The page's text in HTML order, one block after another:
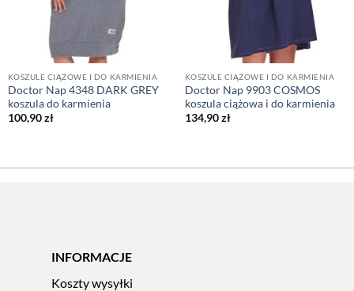
KOSZULE CIĄŻOWE I DO KARMIENIA
Doctor Nap 4348 DARK GREY
koszula do karmienia
100,90zł
KOSZULE CIĄŻOWE I DO KARMIENIA
Doctor Nap 9903 COSMOS
koszula ciążowa i do karmienia
134,90zł
INFORMACJE
Koszty wysyłki